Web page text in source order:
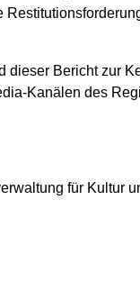
dieser Bericht zur
Kanälen des
für Kultur